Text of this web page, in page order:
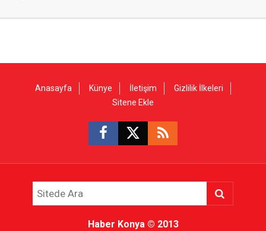
Anasayfa Künye İletişim
Gizlilik İlkeleri
Sitene Ekle
Haber Konya© 2013